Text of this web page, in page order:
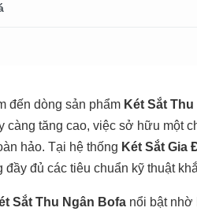
đến dòng sản phẩm Két Sắt
càng tăng cao, việc sở hữu một
hảo. Tại hệ thống Két Sắt Gia
đầy đủ các tiêu chuẩn kỹ thuật
Sắt Thu Ngân Bofa nổi bật nhờ